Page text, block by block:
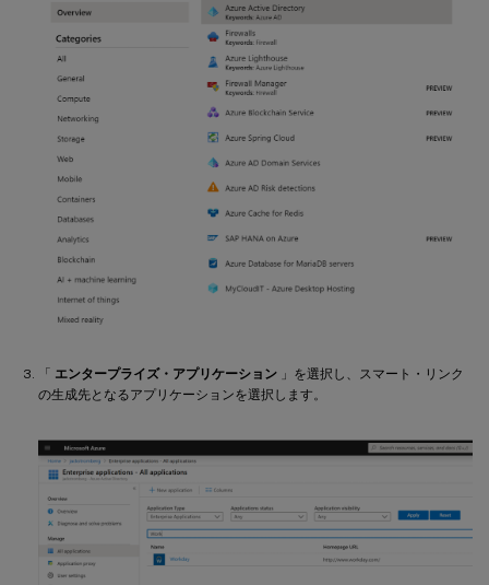
「 エンタープライズ・アプリケーション 」を選択し、スマート・リンク
の生成先となるアプリケーションを選択します。